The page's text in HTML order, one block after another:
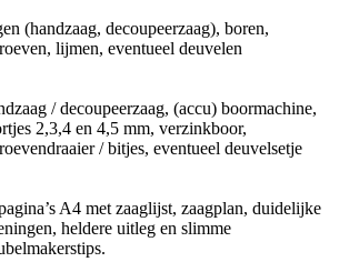
(handzaag, decoupeerzaag), boren,
lijmen, eventueel deuvelen
/ decoupeerzaag, (accu) boormachine,
2,3,4 en 4,5 mm, verzinkboor,
/ bitjes, eventueel deuvelsetje
A4 met zaaglijst, zaagplan, duidelijke
heldere uitleg en slimme